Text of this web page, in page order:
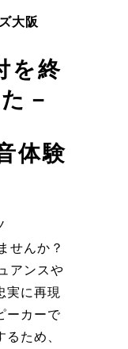
大阪
を終
－
体験
せんか？
アンスや
実に再現
ーカーで
ため、